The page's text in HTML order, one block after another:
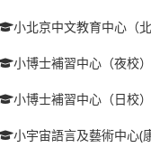
小北京中文教育中心（北
小博士補習中心（夜校）
小博士補習中心（日校）
小宇宙語言及藝術中心(